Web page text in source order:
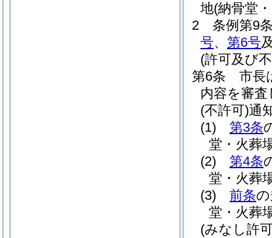
地(納骨堂
2
条例第9
号、 第6号
(許可及び
第6条
市長
内容を審
(不許可)通
(1)
第3条
堂・火葬
(2)
第4条
堂・火葬
(3)
前条
堂・火葬
(みなし許